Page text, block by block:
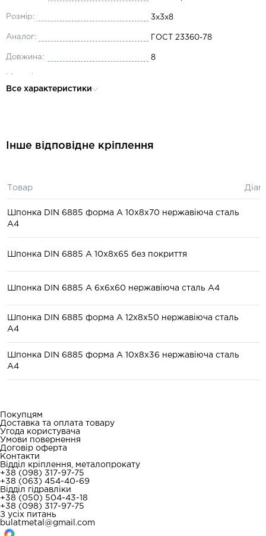
Розмір: 3x3x8
Аналог: ГОСТ 23360-78
Довжина: 8
Все характеристики
Інше відповідне кріплення
Товар
Шпонка DIN 6885 форма А 10x8x70 нержавіюча сталь
А4
Шпонка DIN 6885 A 10x8x65 без покриття
Шпонка DIN 6885 A 6x6x60 нержавіюча сталь А4
Шпонка DIN 6885 форма А 12x8x50 нержавіюча сталь
А4
Шпонка DIN 6885 форма А 10x8x36 нержавіюча сталь
А4
Покупцям
Доставка та оплата товару
Угода користувача
Умови повернення
Договір оферта
Контакти
Відділ кріплення, металопрокату
+38 (098) 317-97-75
+38 (063) 454-40-69
Відділ гідравліки
+38 (050) 504-43-18
+38 (098) 317-97-75
З усіх питань
bulatmetal@gmail.com